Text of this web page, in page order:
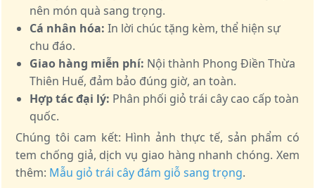
nên món quà sang trọng.
Cá nhân hóa: In lời chúc tặng kèm, thể hiện sự
chu đáo.
Giao hàng miễn phí: Nội thành Phong Điền Thừa
Thiên Huế, đảm bảo đúng giờ, an toàn.
Hợp tác đại lý: Phân phối giỏ trái cây cao cấp toàn
quốc.
Chúng tôi cam kết: Hình ảnh thực tế, sản phẩm có
tem chống giả, dịch vụ giao hàng nhanh chóng. Xem
thêm: Mẫu giỏ trái cây đám giỗ sang trọng.